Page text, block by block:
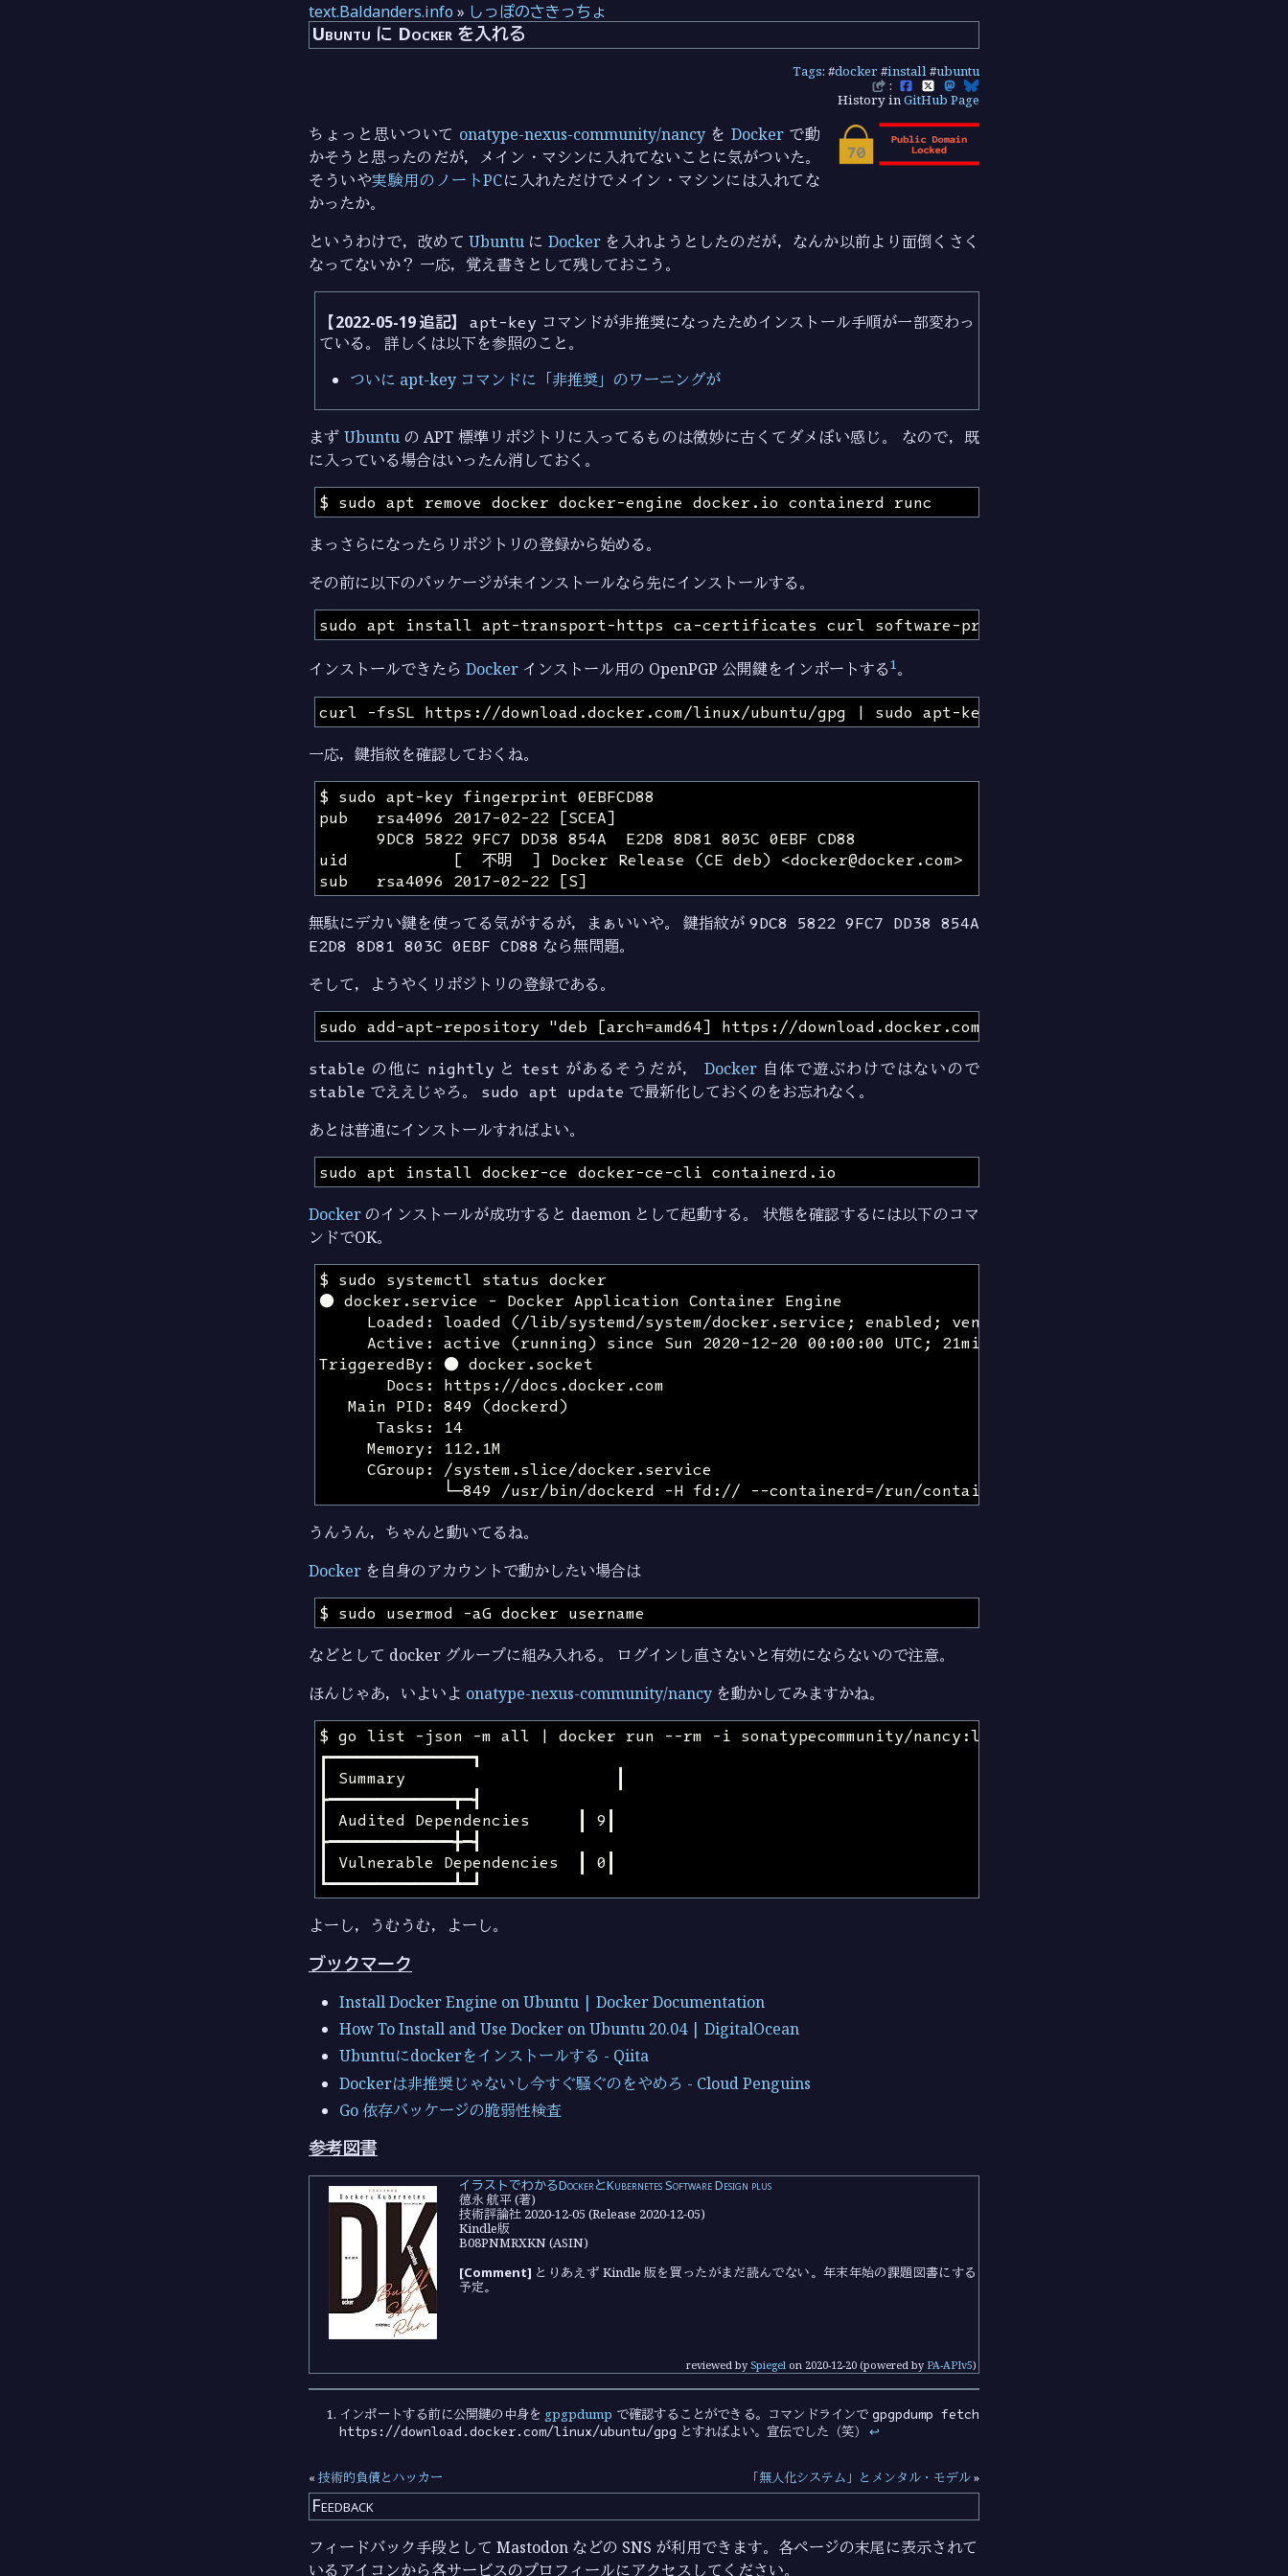
text.Baldanders.info » しっぽのさきっちょ
Ubuntu に Docker を入れる
Tags: #docker#install#ubuntu
:
History inGitHub Page
ちょっと思いついて onatype-nexus-community/nancy をDocker で動
かそうと思ったのだが，メイン・マシンに入れてないことに気がついた。
そういや実験用のノートPCに入れただけでメイン・マシンには入れてな
かったか。
というわけで，改めてUbuntu にDocker を入れようとしたのだが，なんか以前より面倒くさく
なってないか？ 一応，覚え書きとして残しておこう。
【2022-05-19 追記】 apt-key コマンドが非推奨になったためインストール手順が一部変わっ
ている。 詳しくは以下を参照のこと。
ついに apt-key コマンドに「非推奨」のワーニングが
まずUbuntu の APT 標準リポジトリに入ってるものは微妙に古くてダメぽい感じ。 なので，既
に入っている場合はいったん消しておく。
まっさらになったらリポジトリの登録から始める。
その前に以下のパッケージが未インストールなら先にインストールする。
インストールできたら Docker インストール用の OpenPGP 公開鍵をインポートする1。
一応，鍵指紋を確認しておくね。
無駄にデカい鍵を使ってる気がするが，まぁいいや。 鍵指紋が 9DC8 5822 9FC7 DD38 854A
E2D8 8D81 803C 0EBF CD88 なら無問題。
そして，ようやくリポジトリの登録である。
stable の他に nightly と test があるそうだが，Docker 自体で遊ぶわけではないので
stable でええじゃろ。 sudo apt update で最新化しておくのをお忘れなく。
あとは普通にインストールすればよい。
Docker のインストールが成功すると daemon として起動する。 状態を確認するには以下のコマ
ンドでOK。
うんうん，ちゃんと動いてるね。
Docker を自身のアカウントで動かしたい場合は
などとして docker グループに組み入れる。 ログインし直さないと有効にならないので注意。
ほんじゃあ，いよいよ onatype-nexus-community/nancy を動かしてみますかね。
よーし，うむうむ，よーし。
ブックマーク
Install Docker Engine on Ubuntu | Docker Documentation
How To Install and Use Docker on Ubuntu 20.04 | DigitalOcean
Ubuntuにdockerをインストールする - Qiita
Dockerは非推奨じゃないし今すぐ騒ぐのをやめろ - Cloud Penguins
Go 依存パッケージの脆弱性検査
参考図書
イラストでわかるDockerとKubernetes Software Design plus
徳永 航平 (著)
技術評論社 2020-12-05 (Release 2020-12-05)
Kindle版
B08PNMRXKN (ASIN)
[Comment] とりあえず Kindle 版を買ったがまだ読んでない。年末年始の課題図書にする
予定。
reviewed by Spiegel on 2020-12-20 (powered by PA-APIv5)
インポートする前に公開鍵の中身を gpgpdump で確認することができる。コマンドラインで gpgpdump fetch
https://download.docker.com/linux/ubuntu/gpg とすればよい。宣伝でした（笑） ↩︎
« 技術的負債とハッカー 「無人化システム」とメンタル・モデル»
Feedback
フィードバック手段として Mastodon などの SNS が利用できます。各ページの末尾に表示されて
いるアイコンから各サービスのプロフィールにアクセスしてください。